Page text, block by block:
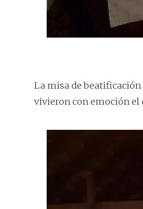
La misa de beatificación
vivieron con emoción el